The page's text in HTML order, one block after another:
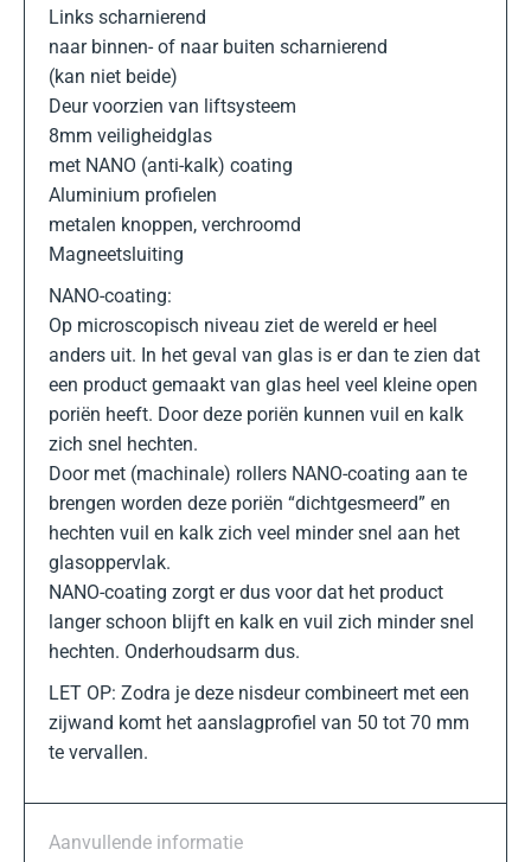
Links scharnierend
naar binnen- of naar buiten scharnierend
(kan niet beide)
Deur voorzien van liftsysteem
8mm veiligheidglas
met NANO (anti-kalk) coating
Aluminium profielen
metalen knoppen, verchroomd
Magneetsluiting
NANO-coating:
Op microscopisch niveau ziet de wereld er heel
anders uit. In het geval van glas is er dan te zien dat
een product gemaakt van glas heel veel kleine open
poriën heeft. Door deze poriën kunnen vuil en kalk
zich snel hechten.
Door met (machinale) rollers NANO-coating aan te
brengen worden deze poriën “dichtgesmeerd” en
hechten vuil en kalk zich veel minder snel aan het
glasoppervlak.
NANO-coating zorgt er dus voor dat het product
langer schoon blijft en kalk en vuil zich minder snel
hechten. Onderhoudsarm dus.
LET OP: Zodra je deze nisdeur combineert met een
zijwand komt het aanslagprofiel van 50 tot 70 mm
te vervallen.
Aanvullende informatie